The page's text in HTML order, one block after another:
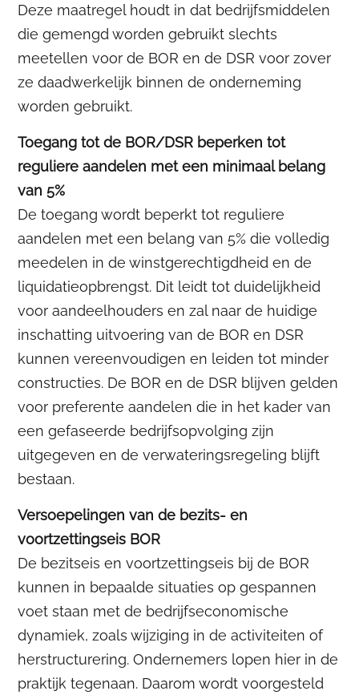
Deze maatregel houdt in dat bedrijfsmiddelen
die gemengd worden gebruikt slechts
meetellen voor de BOR en de DSR voor zover
ze daadwerkelijk binnen de onderneming
worden gebruikt.
Toegang tot de BOR/DSR beperken tot
reguliere aandelen met een minimaal belang
van 5%
De toegang wordt beperkt tot reguliere
aandelen met een belang van 5% die volledig
meedelen in de winstgerechtigdheid en de
liquidatieopbrengst. Dit leidt tot duidelijkheid
voor aandeelhouders en zal naar de huidige
inschatting uitvoering van de BOR en DSR
kunnen vereenvoudigen en leiden tot minder
constructies. De BOR en de DSR blijven gelden
voor preferente aandelen die in het kader van
een gefaseerde bedrijfsopvolging zijn
uitgegeven en de verwateringsregeling blijft
bestaan.
Versoepelingen van de bezits- en
voortzettingseis BOR
De bezitseis en voortzettingseis bij de BOR
kunnen in bepaalde situaties op gespannen
voet staan met de bedrijfseconomische
dynamiek, zoals wijziging in de activiteiten of
herstructurering. Ondernemers lopen hier in de
praktijk tegenaan. Daarom wordt voorgesteld